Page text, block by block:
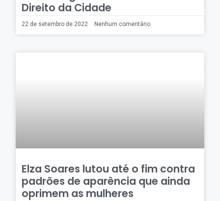
Direito da Cidade
22 de setembro de 2022 Nenhum comentário
Elza Soares lutou até o fim contra
padrões de aparência que ainda
oprimem as mulheres